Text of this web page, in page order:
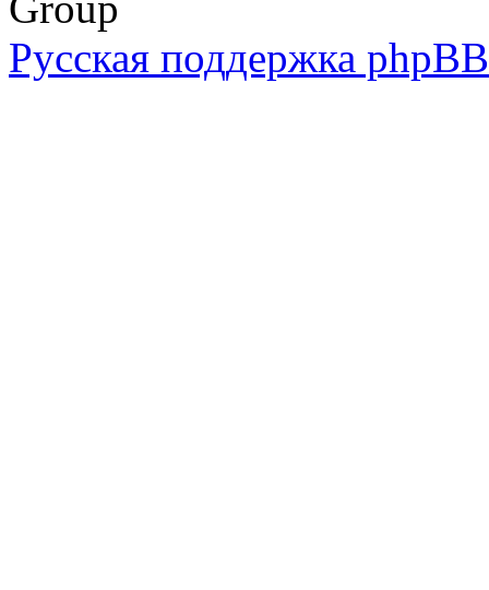
Русская поддержка phpBB